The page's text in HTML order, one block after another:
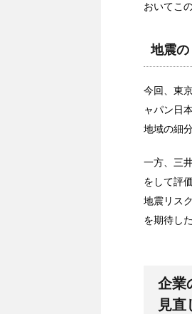
おいてこ
地震
今回、東
ャパン日
地域の細
一方、三
をして評
地震リス
を期待し
企業
見直